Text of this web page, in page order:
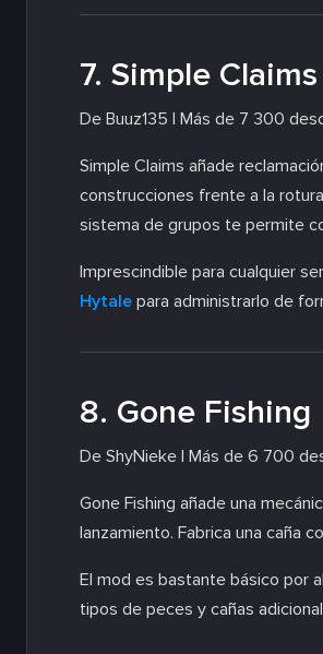
7. Simple Claims
De Buuz135 | Más de 7 300
Simple Claims añade
construcciones frente a la
sistema de grupos te permite
Imprescindible para cualquier
Hytale para administrarlo de
8. Gone Fishing
De ShyNieke | Más de 6 700
Gone Fishing añade una
lanzamiento. Fabrica una caña
El mod es bastante básico por
tipos de peces y cañas